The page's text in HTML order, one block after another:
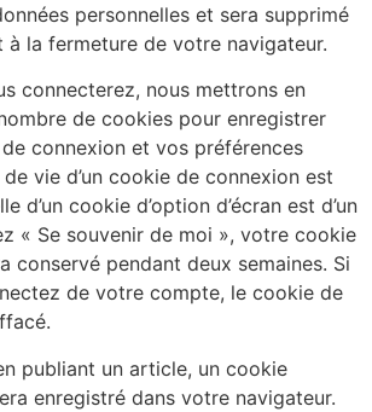
personnelles et sera supprimé
à la fermeture de votre navigateur.
connecterez, nous mettrons en
de cookies pour enregistrer
connexion et vos préférences
de vie d’un cookie de connexion est
d’un cookie d’option d’écran est d’un
« Se souvenir de moi », votre cookie
conservé pendant deux semaines. Si
de votre compte, le cookie de
publiant un article, un cookie
enregistré dans votre navigateur.